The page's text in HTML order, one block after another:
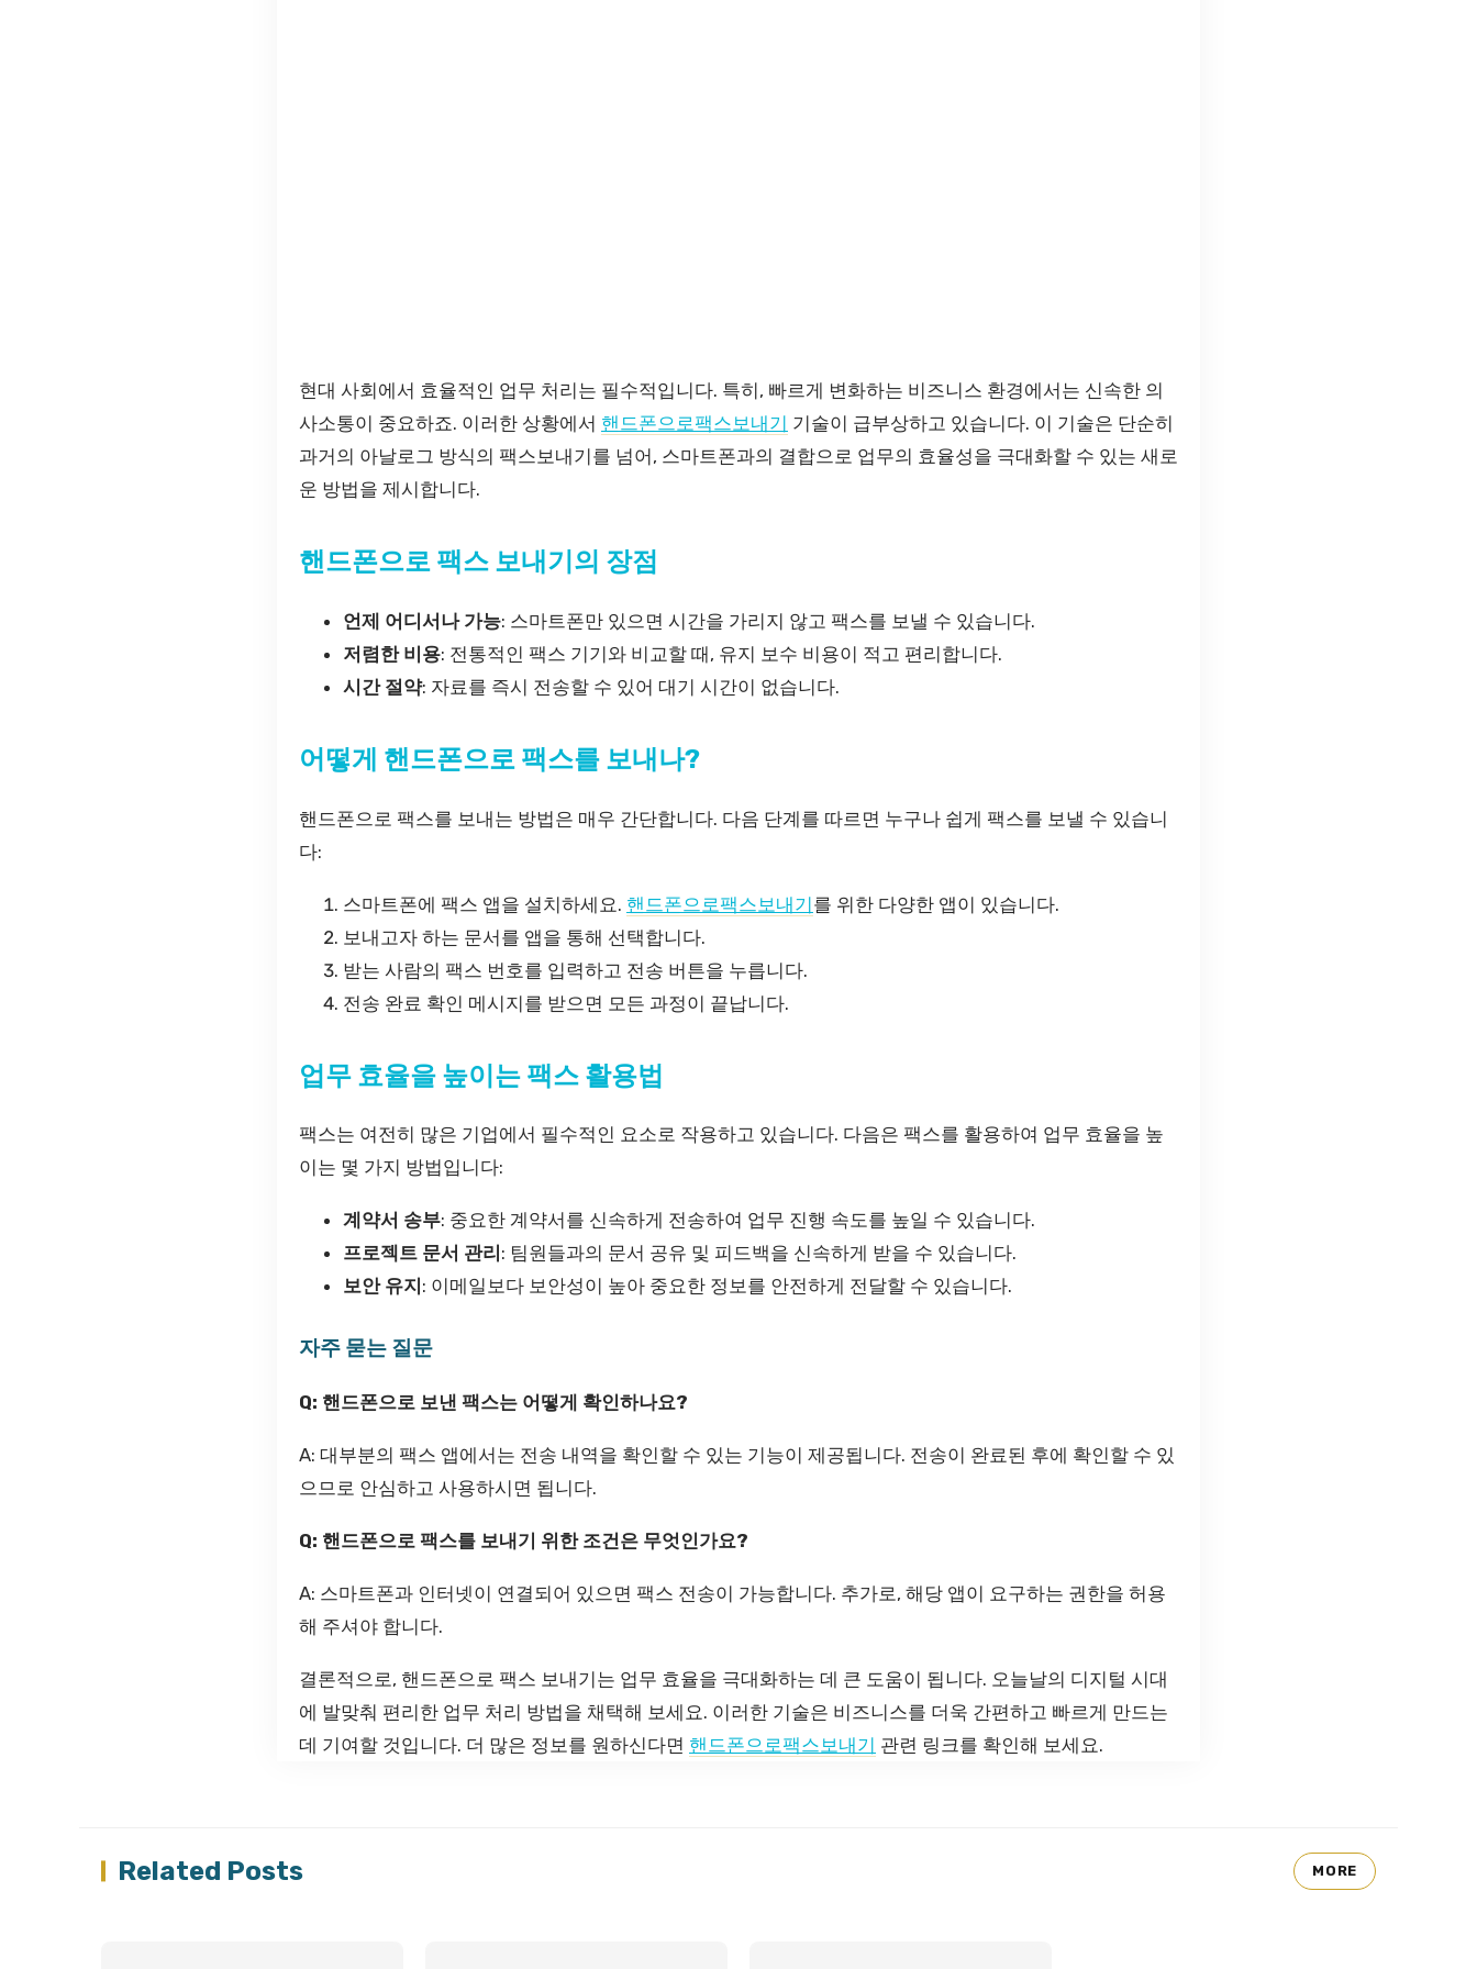
현대 사회에서 효율적인 업무 처리는 필수적입니다. 특히, 빠르게 변화하는 비즈니스 환경에서는 신속한 의
사소통이 중요하죠. 이러한 상황에서 핸드폰으로팩스보내기 기술이 급부상하고 있습니다. 이 기술은 단순히
과거의 아날로그 방식의 팩스보내기를 넘어, 스마트폰과의 결합으로 업무의 효율성을 극대화할 수 있는 새로
운 방법을 제시합니다.
핸드폰으로 팩스 보내기의 장점
언제 어디서나 가능: 스마트폰만 있으면 시간을 가리지 않고 팩스를 보낼 수 있습니다.
저렴한 비용: 전통적인 팩스 기기와 비교할 때, 유지 보수 비용이 적고 편리합니다.
시간 절약: 자료를 즉시 전송할 수 있어 대기 시간이 없습니다.
어떻게 핸드폰으로 팩스를 보내나?
핸드폰으로 팩스를 보내는 방법은 매우 간단합니다. 다음 단계를 따르면 누구나 쉽게 팩스를 보낼 수 있습니
다:
스마트폰에 팩스 앱을 설치하세요. 핸드폰으로팩스보내기를 위한 다양한 앱이 있습니다.
보내고자 하는 문서를 앱을 통해 선택합니다.
받는 사람의 팩스 번호를 입력하고 전송 버튼을 누릅니다.
전송 완료 확인 메시지를 받으면 모든 과정이 끝납니다.
업무 효율을 높이는 팩스 활용법
팩스는 여전히 많은 기업에서 필수적인 요소로 작용하고 있습니다. 다음은 팩스를 활용하여 업무 효율을 높
이는 몇 가지 방법입니다:
계약서 송부: 중요한 계약서를 신속하게 전송하여 업무 진행 속도를 높일 수 있습니다.
프로젝트 문서 관리 : 팀원들과의 문서 공유 및 피드백을 신속하게 받을 수 있습니다.
보안 유지 : 이메일보다 보안성이 높아 중요한 정보를 안전하게 전달할 수 있습니다.
자주 묻는 질문
Q: 핸드폰으로 보낸 팩스는 어떻게 확인하나요?
A: 대부분의 팩스 앱에서는 전송 내역을 확인할 수 있는 기능이 제공됩니다. 전송이 완료된 후에 확인할 수 있
으므로 안심하고 사용하시면 됩니다.
Q: 핸드폰으로 팩스를 보내기 위한 조건은 무엇인가요?
A: 스마트폰과 인터넷이 연결되어 있으면 팩스 전송이 가능합니다. 추가로, 해당 앱이 요구하는 권한을 허용
해 주셔야 합니다.
결론적으로, 핸드폰으로 팩스 보내기는 업무 효율을 극대화하는 데 큰 도움이 됩니다. 오늘날의 디지털 시대
에 발맞춰 편리한 업무 처리 방법을 채택해 보세요. 이러한 기술은 비즈니스를 더욱 간편하고 빠르게 만드는
데 기여할 것입니다. 더 많은 정보를 원하신다면 핸드폰으로팩스보내기 관련 링크를 확인해 보세요.
Related Posts MORE